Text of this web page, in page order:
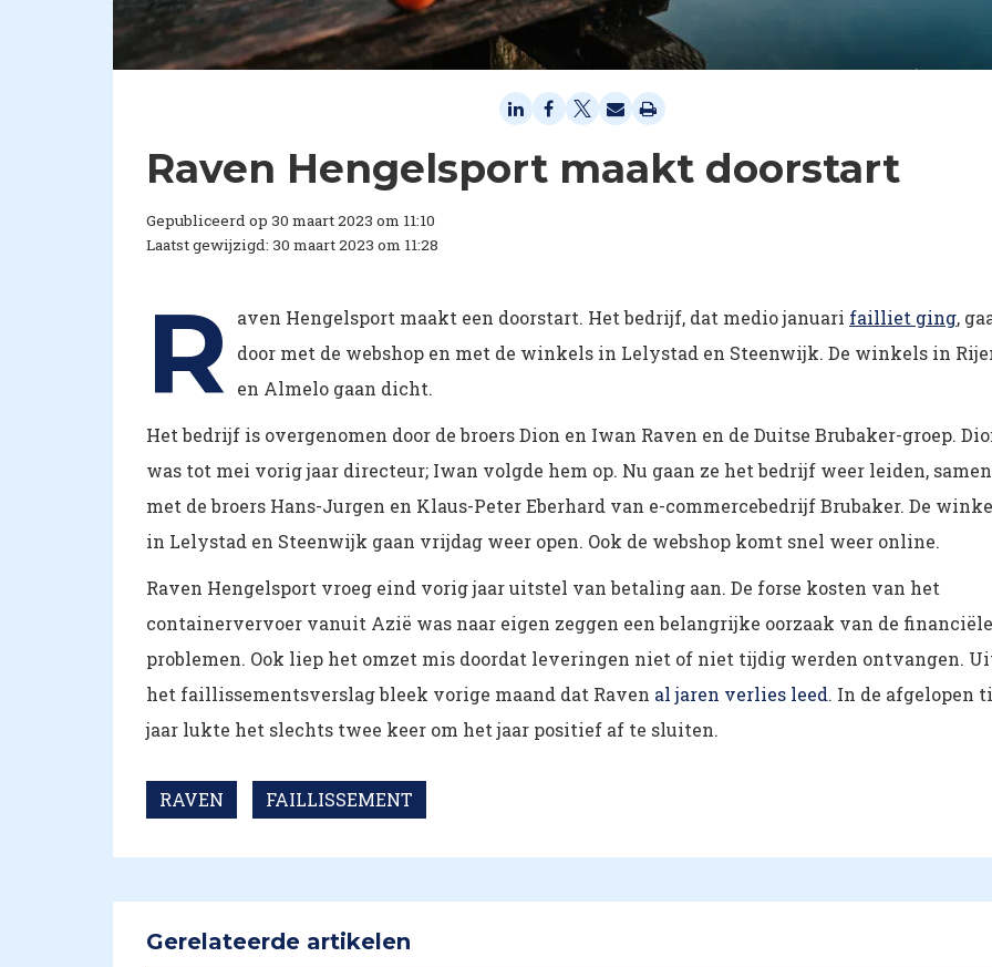
Raven Hengelsport maakt doorstart
Gepubliceerd op 30 maart 2023 om 11:10
Laatst gewijzigd: 30 maart 2023 om 11:28
R aven Hengelsport maakt een doorstart. Het bedrijf, dat medio januari failliet ging,
door met de webshop en met de winkels in Lelystad en Steenwijk. De winkels in
en Almelo gaan dicht.
Het bedrijf is overgenomen door de broers Dion en Iwan Raven en de Duitse Brubaker-groep.
was tot mei vorig jaar directeur; Iwan volgde hem op. Nu gaan ze het bedrijf weer leiden, samen
met de broers Hans-Jurgen en Klaus-Peter Eberhard van e-commercebedrijf Brubaker. De
in Lelystad en Steenwijk gaan vrijdag weer open. Ook de webshop komt snel weer online.
Raven Hengelsport vroeg eind vorig jaar uitstel van betaling aan. De forse kosten van het
containervervoer vanuit Azië was naar eigen zeggen een belangrijke oorzaak van de financiële
problemen. Ook liep het omzet mis doordat leveringen niet of niet tijdig werden ontvangen.
het faillissementsverslag bleek vorige maand dat Raven al jaren verlies leed. In de afgelopen
jaar lukte het slechts twee keer om het jaar positief af te sluiten.
RAVEN FAILLISSEMENT
Gerelateerde artikelen